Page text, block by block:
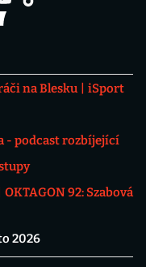
na Blesku
iSport
- podcast rozbíjející
OKTAGON 92: Szabová
2026